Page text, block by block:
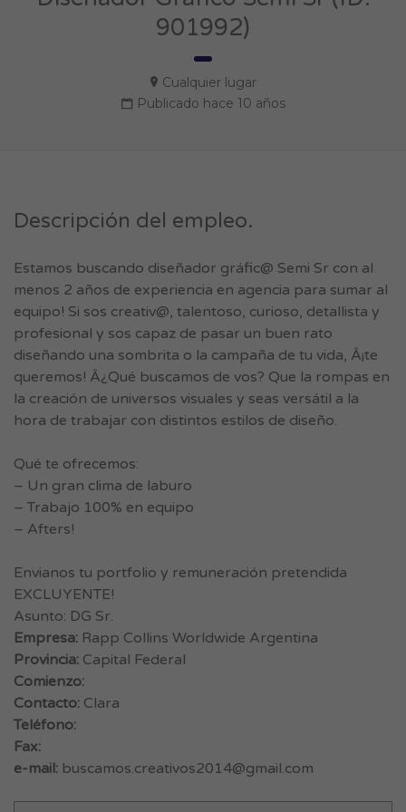
901992)
Cualquier lugar
Publicado hace 10 años
Descripción del empleo.
Estamos buscando diseñador gráfic@ Semi Sr con al
menos 2 años de experiencia en agencia para sumar al
equipo! Si sos creativ@, talentoso, curioso, detallista y
profesional y sos capaz de pasar un buen rato
diseñando una sombrita o la campaña de tu vida, Â¡te
queremos! Â¿Qué buscamos de vos? Que la rompas en
la creación de universos visuales y seas versátil a la
hora de trabajar con distintos estilos de diseño.
Qué te ofrecemos:
– Un gran clima de laburo
– Trabajo 100% en equipo
– Afters!
Envianos tu portfolio y remuneración pretendida
EXCLUYENTE!
Asunto: DG Sr.
Empresa: Rapp Collins Worldwide Argentina
Provincia: Capital Federal
Comienzo:
Contacto: Clara
Teléfono:
Fax:
e-mail: buscamos.creativos2014@gmail.com